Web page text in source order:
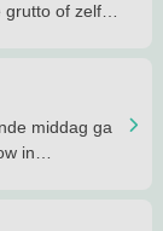
of zelfs
middag ga
in